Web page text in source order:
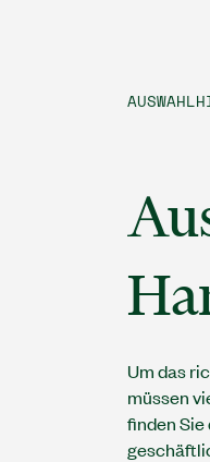
Um das
müssen
finden